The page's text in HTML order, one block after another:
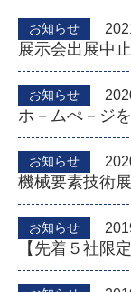
お知らせ
展示会出展中
お知らせ
ホ－ムぺ－ジ
お知らせ
機械要素技術
お知らせ
【先着５社限